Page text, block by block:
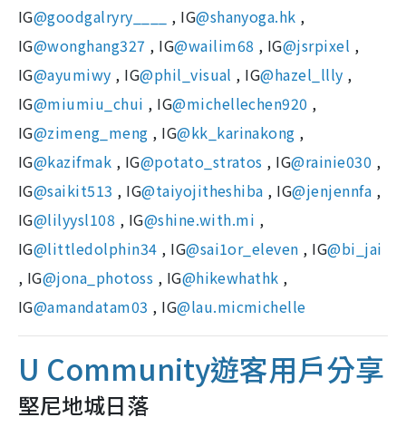
IG@goodgalryry____ , IG@shanyoga.hk ,
IG@wonghang327 , IG@wailim68 , IG@jsrpixel ,
IG@ayumiwy , IG@phil_visual , IG@hazel_llly ,
IG@miumiu_chui , IG@michellechen920 ,
IG@zimeng_meng , IG@kk_karinakong ,
IG@kazifmak , IG@potato_stratos , IG@rainie030 ,
IG@saikit513 , IG@taiyojitheshiba , IG@jenjennfa ,
IG@lilyysl108 , IG@shine.with.mi ,
IG@littledolphin34 , IG@sai1or_eleven , IG@bi_jai
, IG@jona_photoss , IG@hikewhathk ,
IG@amandatam03 , IG@lau.micmichelle
U Community遊客用戶分享
堅尼地城日落